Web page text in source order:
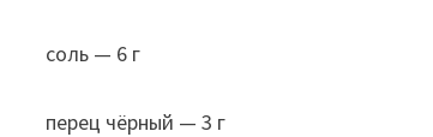
соль — 6 г
перец чёрный — 3 г